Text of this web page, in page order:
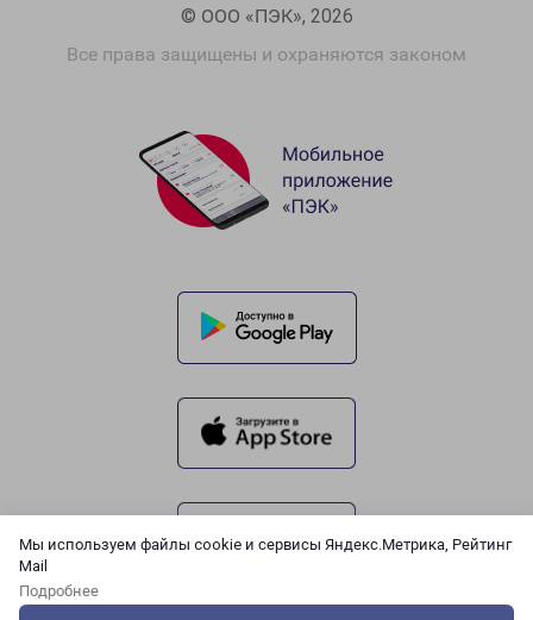
Мы используем файлы cookie и сервисы Яндекс.Метрика, Рейтинг
Mail
Подробнее
© ООО «ПЭК», 2026
Все права защищены и охраняются законом